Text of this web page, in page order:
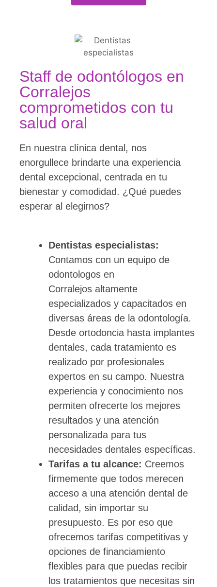
Staff de odontólogos en
Corralejos
comprometidos con tu
salud oral
En nuestra clínica dental, nos
enorgullece brindarte una experiencia
dental excepcional, centrada en tu
bienestar y comodidad. ¿Qué puedes
esperar al elegirnos?
Dentistas especialistas:
Contamos con un equipo de
odontologos en
Corralejos altamente
especializados y capacitados en
diversas áreas de la odontología.
Desde ortodoncia hasta implantes
dentales, cada tratamiento es
realizado por profesionales
expertos en su campo. Nuestra
experiencia y conocimiento nos
permiten ofrecerte los mejores
resultados y una atención
personalizada para tus
necesidades dentales específicas.
Tarifas a tu alcance: Creemos
firmemente que todos merecen
acceso a una atención dental de
calidad, sin importar su
presupuesto. Es por eso que
ofrecemos tarifas competitivas y
opciones de financiamiento
flexibles para que puedas recibir
los tratamientos que necesitas sin